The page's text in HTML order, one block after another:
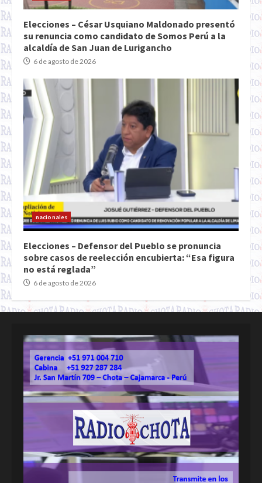
Elecciones – César Usquiano Maldonado presentó
su renuncia como candidato de Somos Perú a la
alcaldía de San Juan de Lurigancho
6 de agosto de 2026
nacionales
Elecciones – Defensor del Pueblo se pronuncia
sobre casos de reelección encubierta: “Esa figura
no está reglada”
6 de agosto de 2026